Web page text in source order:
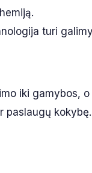
turi
iki gamybos,
paslaugų kokybę.